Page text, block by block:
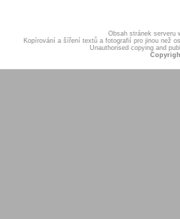
Obsah stránek serveru
Kopírování a šíření textů a fotografií pro jinou než
Unauthorised copying and